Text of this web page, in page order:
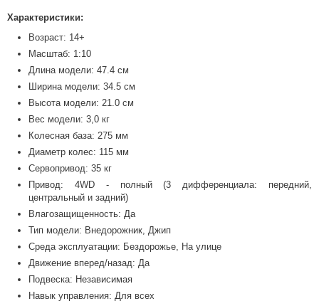
Характеристики:
Возраст: 14+
Масштаб: 1:10
Длина модели: 47.4 см
Ширина модели: 34.5 см
Высота модели: 21.0 см
Вес модели: 3,0 кг
Колесная база: 275 мм
Диаметр колес: 115 мм
Сервопривод: 35 кг
Привод: 4WD - полный (3 дифференциала: передний,
центральный и задний)
Влагозащищенность: Да
Тип модели: Внедорожник, Джип
Среда эксплуатации: Бездорожье, На улице
Движение вперед/назад: Да
Подвеска: Независимая
Навык управления: Для всех